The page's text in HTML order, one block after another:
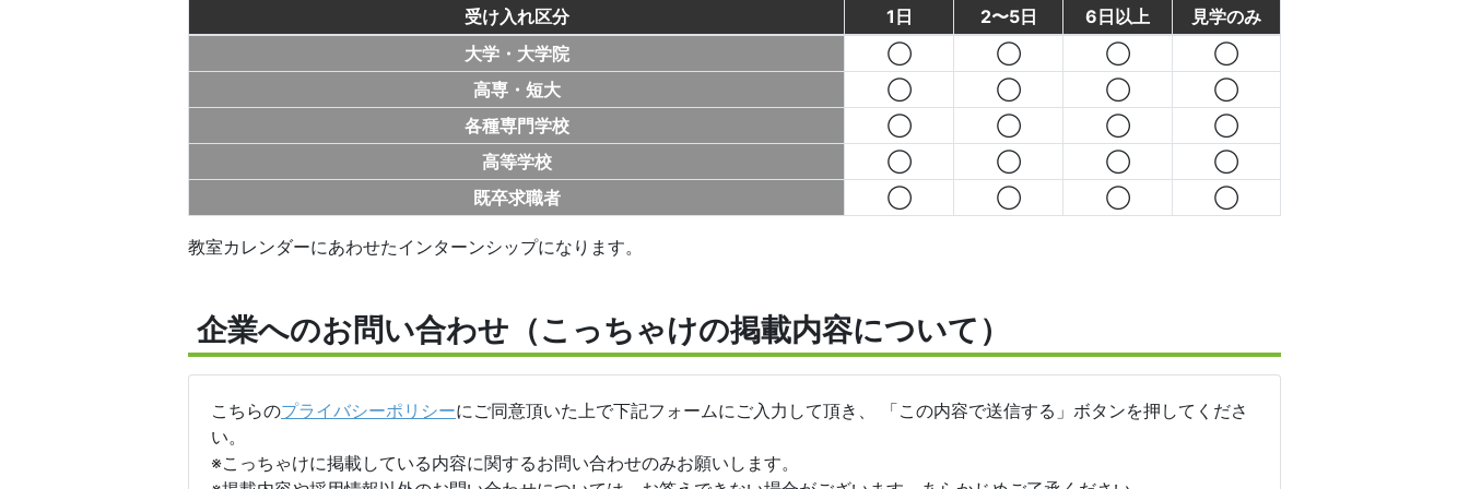
受け入れ区分 1日 2〜5日 6日以上
見学のみ
大学・大学院
◯ ◯ ◯
◯
高専・短大
◯ ◯ ◯
◯
各種専門学校
◯ ◯ ◯
◯
高等学校
◯ ◯ ◯
◯
既卒求職者
◯ ◯ ◯ ◯
教室カレンダーにあわせたインターンシップになります。
企業へのお問い合わせ（こっちゃけの掲載内容について）
こちらのプライバシーポリシーにご同意頂いた上で下記フォームにご入力して頂き、 「この内容で送信する」ボタンを押してくださ
い。
※こっちゃけに掲載している内容に関するお問い合わせのみお願いします。